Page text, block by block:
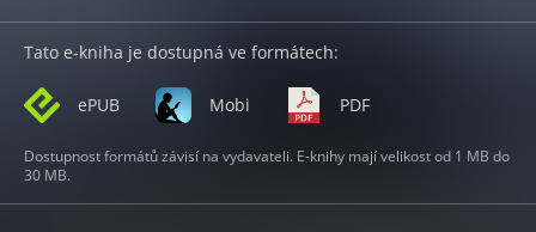
Tato e-kniha je dostupná ve formátech:
ePUB Mobi PDF
Dostupnost formátů závisí na vydavateli. E-knihy mají velikost od 1 MB do
30 MB.